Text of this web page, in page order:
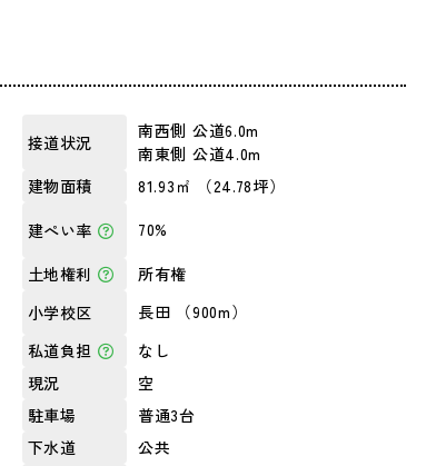
接道状況
南西側 公道6.0m
南東側 公道4.0m
建物面積
81.93㎡ （24.78坪）
建ぺい率
70%
土地権利
所有権
小学校区
長田 （900m）
私道負担
なし
現況
空
駐車場
普通3台
下水道
公共